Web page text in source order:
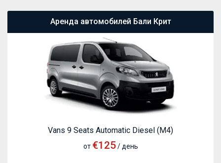
Аренда автомобилей Бали Крит
Vans 9 Seats Automatic Diesel (M4)
от €125/ день